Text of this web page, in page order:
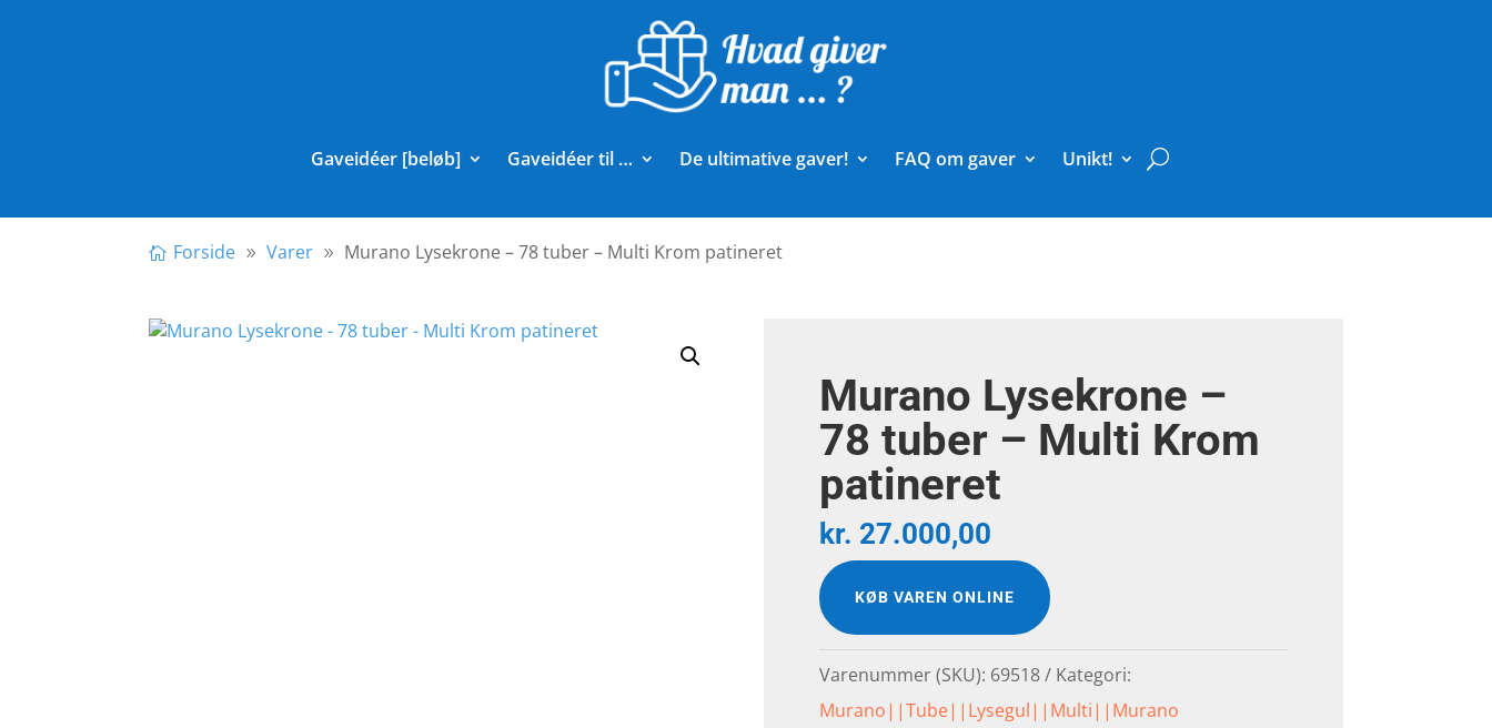
Gaveidéer [beløb] Gaveidéer til … De ultimative gaver! FAQ om gaver Unikt!
Forside Varer Murano Lysekrone – 78 tuber – Multi Krom patineret
Murano Lysekrone –
78 tuber – Multi Krom
patineret
kr. 27.000,00
KØB VAREN ONLINE
Varenummer (SKU): 69518
Kategori:
Murano||Tube||Lysegul||Multi||Murano